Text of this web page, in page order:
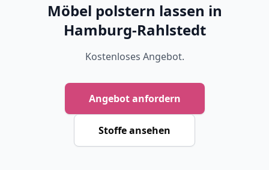
Möbel polstern lassen in
Hamburg-Rahlstedt
Kostenloses Angebot.
Angebot anfordern
Stoffe ansehen